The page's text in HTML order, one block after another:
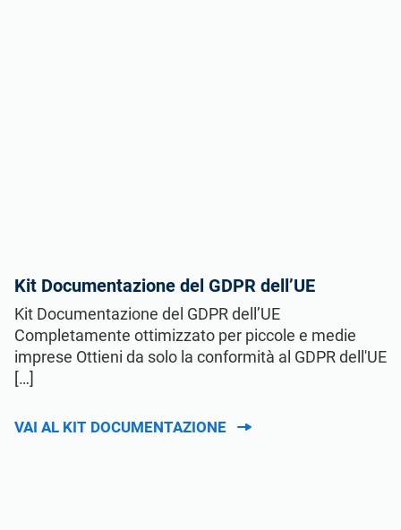
Kit Documentazione del GDPR dell’UE
Kit Documentazione del GDPR dell’UE
Completamente ottimizzato per piccole e medie
imprese Ottieni da solo la conformità al GDPR dell'UE
[…]
VAI AL KIT DOCUMENTAZIONE